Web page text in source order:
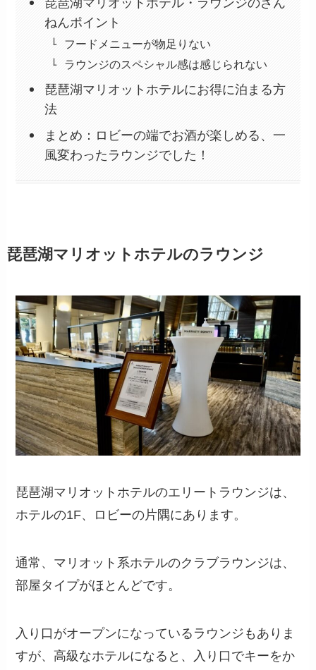
琵琶湖マリオットホテル・ラウンジのざん
ねんポイント
フードメニューが物足りない
ラウンジのスペシャル感は感じられない
琵琶湖マリオットホテルにお得に泊まる方
法
まとめ：ロビーの端でお酒が楽しめる、一
風変わったラウンジでした！
琵琶湖マリオットホテルのラウンジ
琵琶湖マリオットホテルのエリートラウンジは、
ホテルの1F、ロビーの片隅にあります。
通常、マリオット系ホテルのクラブラウンジは、
部屋タイプがほとんどです。
入り口がオープンになっているラウンジもありま
すが、高級なホテルになると、入り口でキーをか